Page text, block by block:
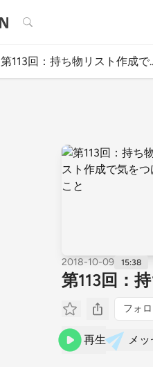
検索
第113回：持ち物リスト作成で..
2018-10-09 15:38
第113回：
フォ
再生 メ